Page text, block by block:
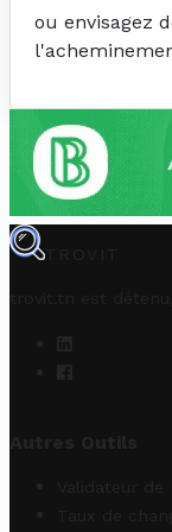
ou envisagez
TROVIT
trovit.tn est
Autres Outils
Validateur
Taux de